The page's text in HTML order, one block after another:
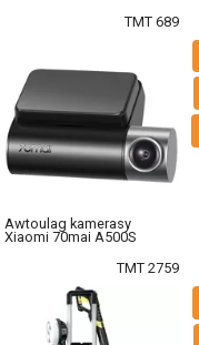
TMT 689
Awtoulag kamerasy
Xiaomi 70mai A500S
TMT 2759